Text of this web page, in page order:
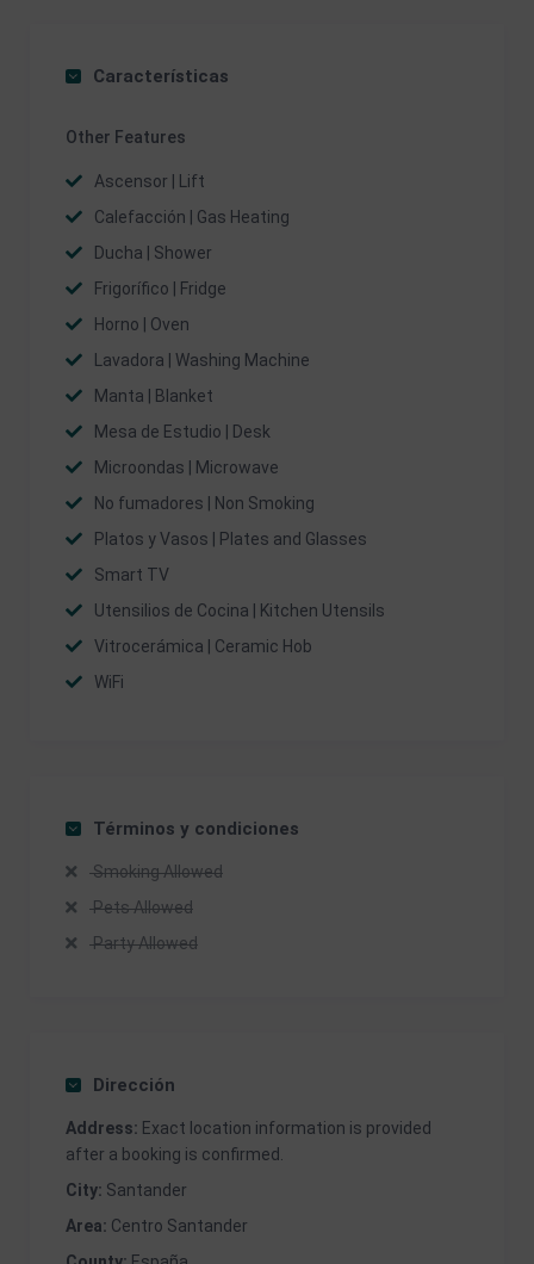
Características
Other Features
Ascensor | Lift
Calefacción | Gas Heating
Ducha | Shower
Frigorífico | Fridge
Horno | Oven
Lavadora | Washing Machine
Manta | Blanket
Mesa de Estudio | Desk
Microondas | Microwave
No fumadores | Non Smoking
Platos y Vasos | Plates and Glasses
Smart TV
Utensilios de Cocina | Kitchen Utensils
Vitrocerámica | Ceramic Hob
WiFi
Términos y condiciones
Smoking Allowed
Pets Allowed
Party Allowed
Dirección
Address: Exact location information is provided
after a booking is confirmed.
City: Santander
Area: Centro Santander